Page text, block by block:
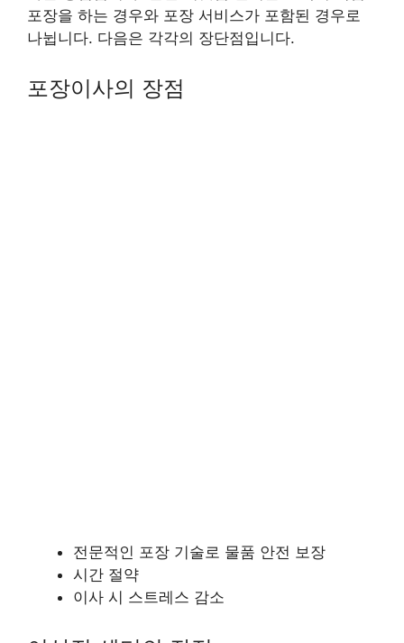
포장을 하는 경우와 포장 서비스가 포함된 경우로
나뉩니다. 다음은 각각의 장단점입니다.
포장이사의 장점
전문적인 포장 기술로 물품 안전 보장
시간 절약
이사 시 스트레스 감소